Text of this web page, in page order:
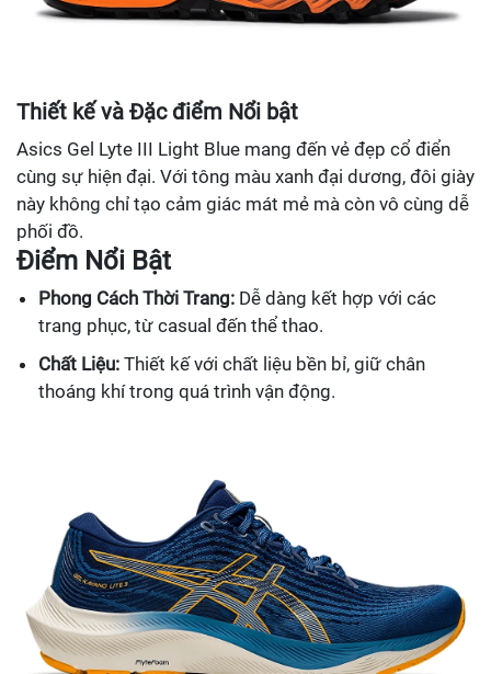
Thiết kế và Đặc điểm Nổi bật
Asics Gel Lyte III Light Blue mang đến vẻ đẹp cổ điển
cùng sự hiện đại. Với tông màu xanh đại dương, đôi giày
này không chỉ tạo cảm giác mát mẻ mà còn vô cùng dễ
phối đồ.
Điểm Nổi Bật
Phong Cách Thời Trang: Dễ dàng kết hợp với các
trang phục, từ casual đến thể thao.
Chất Liệu: Thiết kế với chất liệu bền bỉ, giữ chân
thoáng khí trong quá trình vận động.